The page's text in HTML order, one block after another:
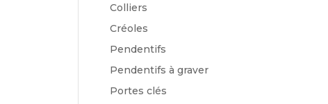
Colliers
Créoles
Pendentifs
Pendentifs à graver
Portes clés